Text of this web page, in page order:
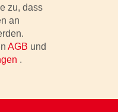
zu, dass
an
AGB und
.